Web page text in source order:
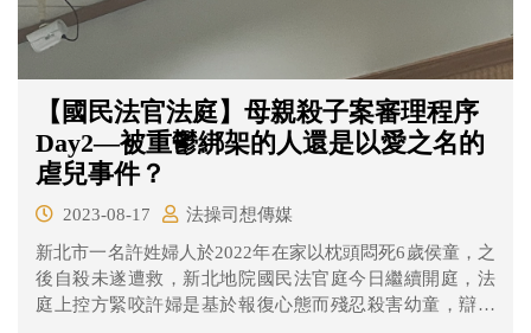
【國民法官法庭】母親殺子案審理程序
Day2—被重鬱綁架的人還是以愛之名的
虐兒事件？
2023-08-17
法操司想傳媒
新北市一名許姓婦人於2022年在家以枕頭悶死6歲侯童，之
後自殺未遂遭救，新北地院國民法官庭今日繼續開庭，法
庭上控方緊咬許婦是基於報復心態而殘忍殺害幼童，辯方